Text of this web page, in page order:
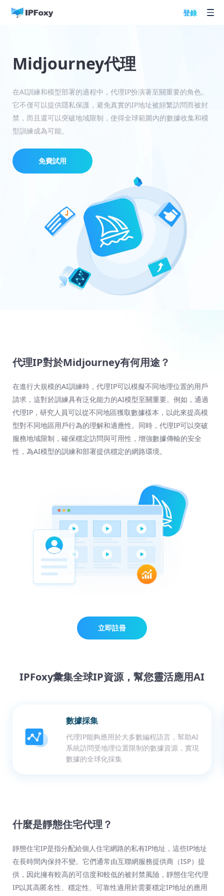
登錄
Midjourney代理
在AI訓練和模型部署的過程中，代理IP扮演著至關重要的角色。
它不僅可以提供隱私保護，避免真實的IP地址被頻繁訪問而被封
禁，而且還可以突破地域限制，使得全球範圍內的數據收集和模
型訓練成為可能。
免費試用
代理IP對於Midjourney有何用途？
在進行大規模的AI訓練時，代理IP可以模擬不同地理位置的用戶
請求，這對於訓練具有泛化能力的AI模型至關重要。例如，通過
代理IP，研究人員可以從不同地區獲取數據樣本，以此來提高模
型對不同地區用戶行為的理解和適應性。同時，代理IP可以突破
服務地域限制，確保穩定訪問與可用性，增強數據傳輸的安全
性，為AI模型的訓練和部署提供穩定的網路環境。
立即註冊
IPFoxy彙集全球IP資源，幫您靈活應用AI
數據採集
代理IP能夠應用於大多數編程語言，幫助AI
系統訪問受地理位置限制的數據資源，實現
數據的全球化採集
什麼是靜態住宅代理？
靜態住宅IP是指分配給個人住宅網路的私有IP地址，這些IP地址
在長時間內保持不變。它們通常由互聯網服務提供商（ISP）提
供，因此擁有較高的可信度和較低的被封禁風險，靜態住宅代理
IP以其高匿名性、穩定性、可靠性適用於需要穩定IP地址的應用